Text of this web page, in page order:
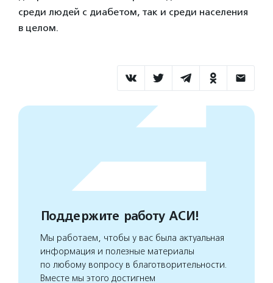
среди людей с диабетом, так и среди населения
в целом.
Поддержите работу АСИ!
Мы работаем, чтобы у вас была актуальная
информация и полезные материалы
по любому вопросу в благотворительности.
Вместе мы этого достигнем